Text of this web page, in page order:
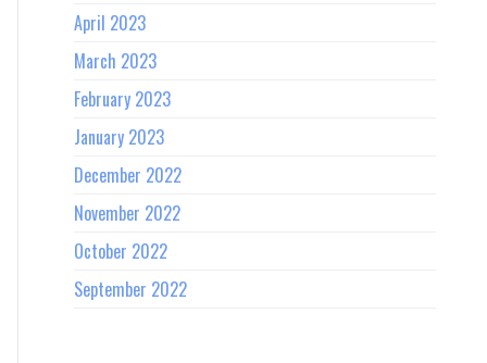
April 2023
March 2023
February 2023
January 2023
December 2022
November 2022
October 2022
September 2022